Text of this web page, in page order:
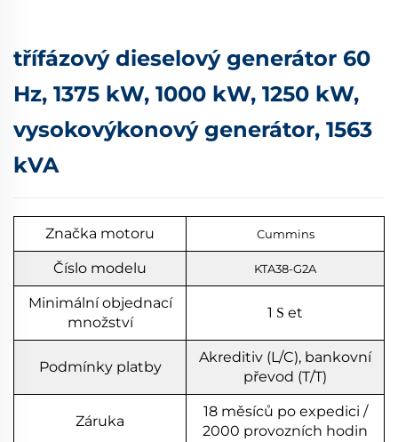
třífázový dieselový generátor 60
Hz, 1375 kW, 1000 kW, 1250 kW,
vysokovýkonový generátor, 1563
kVA
Značka motoru Cummins
Číslo modelu KTA38-G2A
Minimální objednací
množství
1 S et
Podmínky platby
Akreditiv (L/C), bankovní
převod (T/T)
Záruka
18 měsíců po expedici /
2000 provozních hodin